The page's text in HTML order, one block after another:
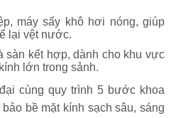
máy sấy khô hơi nóng, giúp
lại vệt nước.
sàn kết hợp, dành cho khu vực
lớn trong sảnh.
cùng quy trình 5 bước khoa
bề mặt kính sạch sâu, sáng